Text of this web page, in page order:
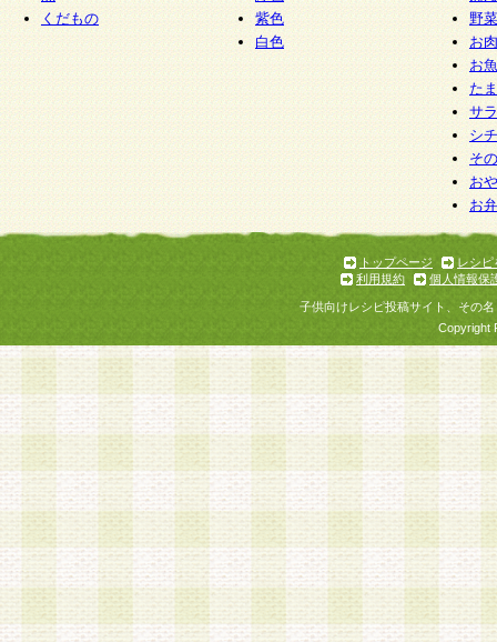
くだもの
紫色
白色
野
お
お
た
サ
シ
そ
お
お
トップページ
レシピ
利用規約
個人情報保
子供向けレシピ投稿サイト、その
Copyright